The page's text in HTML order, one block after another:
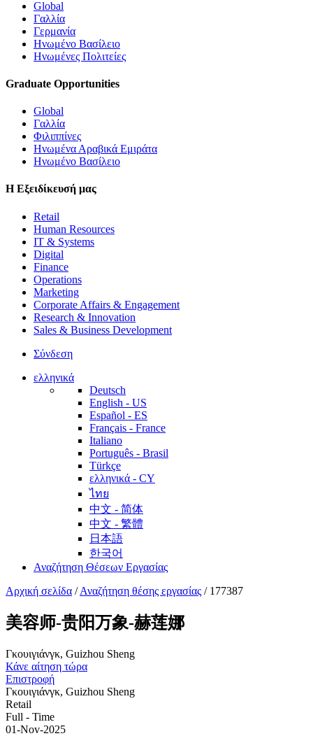
Global
Γαλλία
Γερμανία
Ηνωμένο Βασίλειο
Ηνωμένες Πολιτείες
Graduate Opportunities
Global
Γαλλία
Φιλιππίνες
Ηνωμένα Αραβικά Εμιράτα
Ηνωμένο Βασίλειο
Η Εξειδίκευσή μας
Retail
Human Resources
IT & Systems
Digital
Finance
Operations
Marketing
Corporate Affairs & Engagement
Research & Innovation
Sales & Business Development
Σύνδεση
ελληνικά
Deutsch
English - US
Español - ES
Français - France
Italiano
Português - Brasil
Türkçe
ελληνικά - CY
ไทย
中文 - 简体
中文 - 繁體
日本語
한국어
Αναζήτηση Θέσεων Εργασίας
Αρχική σελίδα /Αναζήτηση θέσης εργασίας / 177387
美容师-贵阳万象-赫莲娜
Γκουιγιάνγκ, Guizhou Sheng
Κάνε αίτηση τώρα
Επιστροφή
Γκουιγιάνγκ, Guizhou Sheng
Retail
Full - Time
01-Nov-2025